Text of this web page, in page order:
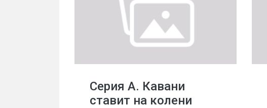
Серия А. Кавани
ставит на колени